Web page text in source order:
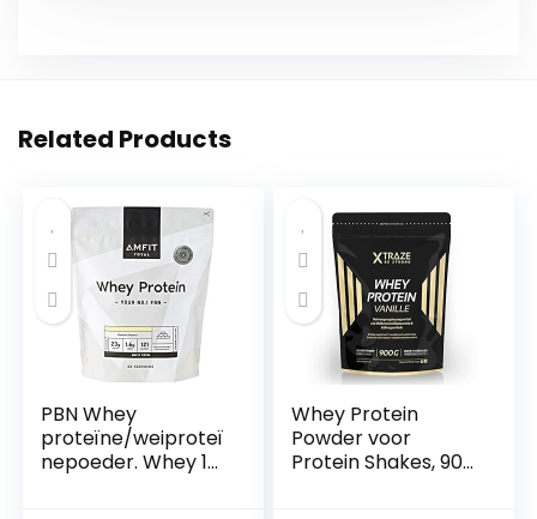
Related Products
PBN Whey
proteïne/weiproteï
nepoeder. Whey 1
Whey Protein
Powder voor
Protein Shakes, 900